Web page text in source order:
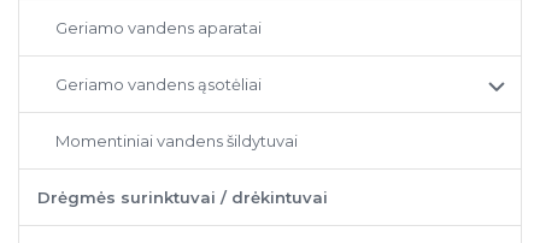
Geriamo vandens aparatai
Geriamo vandens ąsotėliai
Momentiniai vandens šildytuvai
Drėgmės surinktuvai / drėkintuvai